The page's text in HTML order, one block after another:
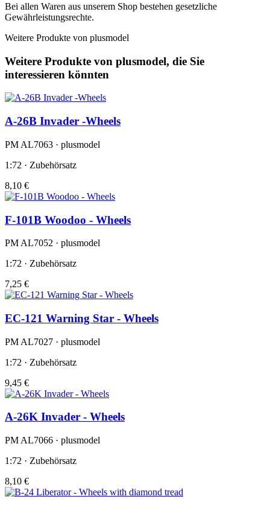
Bei allen Waren aus unserem Shop bestehen gesetzliche
Gewährleistungsrechte.
Weitere Produkte von plusmodel
Weitere Produkte von plusmodel, die Sie
interessieren könnten
A-26B Invader -Wheels
PM AL7063 · plusmodel
1:72 · Zubehörsatz
8,10 €
F-101B Woodoo - Wheels
PM AL7052 · plusmodel
1:72 · Zubehörsatz
7,25 €
EC-121 Warning Star - Wheels
PM AL7027 · plusmodel
1:72 · Zubehörsatz
9,45 €
A-26K Invader - Wheels
PM AL7066 · plusmodel
1:72 · Zubehörsatz
8,10 €